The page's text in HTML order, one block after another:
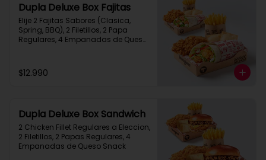
Dupla Deluxe Box Fajitas
Elije 2 Fajitas Sabores (Clasica,
Spring, BBQ), 2 Filetillos, 2 Papa
Regulares, 4 Empanadas de Queso
$12.990
Dupla Deluxe Box Sandwich
2 Chicken Fillet Regulares a Eleccion,
2 Filetillos, 2 Papas Regulares, 4
Empanadas de Queso Snack